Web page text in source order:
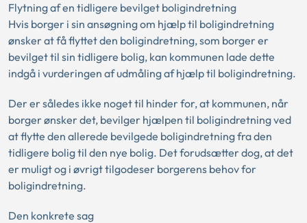
Flytning af en tidligere bevilget boligindretning
Hvis borger i sin ansøgning om hjælp til boligindretning
ønsker at få flyttet den boligindretning, som borger er
bevilget til sin tidligere bolig, kan kommunen lade dette
indgå i vurderingen af udmåling af hjælp til boligindretning.
Der er således ikke noget til hinder for, at kommunen, når
borger ønsker det, bevilger hjælpen til boligindretning ved
at flytte den allerede bevilgede boligindretning fra den
tidligere bolig til den nye bolig. Det forudsætter dog, at det
er muligt og i øvrigt tilgodeser borgerens behov for
boligindretning.
Den konkrete sag